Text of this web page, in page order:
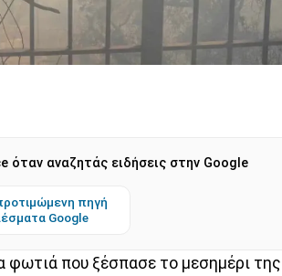
όταν αναζητάς ειδήσεις στην Google
πηγή
Google
φωτιά που ξέσπασε το μεσημέρι της